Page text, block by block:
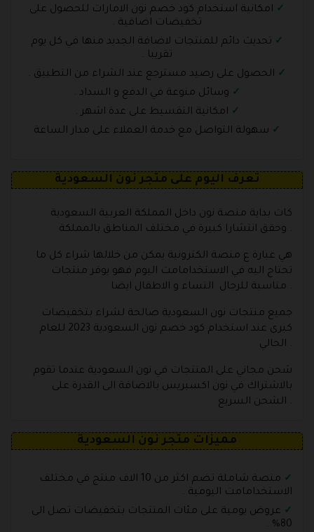
امكانية استخدام كود خصم نون الامارات للحصول على
تخفيضات اضافية .
تحديث دائم للمنتجات لاضافة الجديد منها في كل يوم
تقريبا .
الحصول على رصيد مسترجع عند الشراء من التطبيق .
وسائل منوعة في الدفع و السداد .
امكانية التقسيط على عدة اشهر .
سهولة التواصل مع خدمة العملاء على مدار الساعة
تعرف اليوم على متجر نون السعودية
كات بداية منصة نون داخل المملكة العربية السعودية
وحقق انتشارا كبيرة في مختلف المناطق بالمملكة .
هي عبارة ع منصة الكترونية يمكن من خلالها شراء كل ما
تحتاج اليه في الاستخدامامت اليوم فهو يوفر منتجات
مناسبة للرجال النساء و الاطفال ايضا .
جميع منتجات نون السعودية صالحة لشراء بتخفيضات
كبرى عند استخدام كود خصم نون السعودية 2023 للعام
الحالي .
شحن مجاني على المنتجات في نون السعودية عندما تقوم
بالاشتراك في نون اكسبريس بالاضافة الى القدرة على
الشحن السريع .
مميزات متجر نون السعودية
منصة شاملة تضم اكثر من 10 الاف منتج في مختلف
الاستخدامامت اليومية .
عروض يومية على مئات المنتجات بتخفيضات تصل الى
80% .